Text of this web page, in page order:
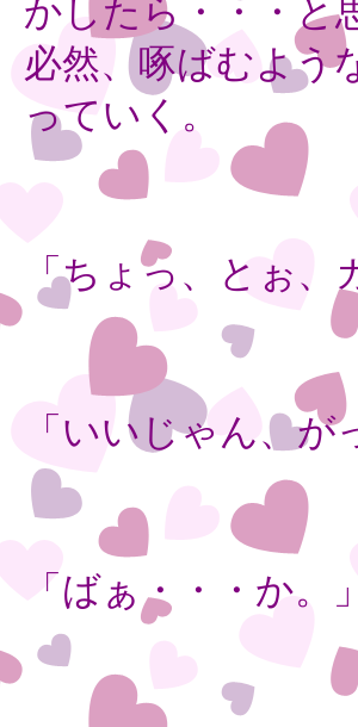
かしたら・・・と
必然、啄ばむよう
っていく。
「ちょっ、とぉ
「いいじゃん、
「ばぁ・・・か。